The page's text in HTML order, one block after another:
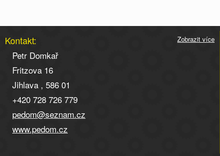
Kontakt: Zobrazit více
Petr Domkař
Fritzova 16
Jihlava , 586 01
+420 728 726 779
pedom@seznam.cz
www.pedom.cz